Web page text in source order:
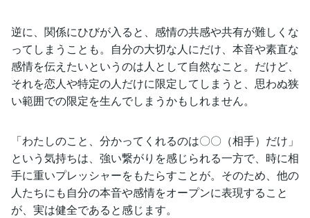
逆に、関係にひびが入ると、感情の共感や共有が難しくな
ってしまうことも。自分の大切な人にだけ、本音や素直な
感情を伝えたいというのは人として自然なこと。だけど、
それを恋人や特定の人だけに限定してしまうと、思わぬ狭
い範囲での限定を生んでしまうかもしれません。
「わたしのこと、分かってくれるのは〇〇（相手）だけ」
という気持ちは、強い繋がりを感じられる一方で、時に相
手に重いプレッシャーをもたらすことが。そのため、他の
人たちにも自分の本音や感情をオープンに表現すること
が、実は健全であると感じます。